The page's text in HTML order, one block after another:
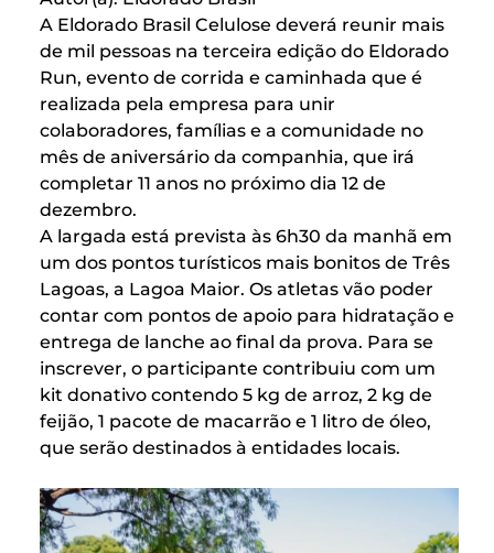
A Eldorado Brasil Celulose deverá reunir mais
de mil pessoas na terceira edição do Eldorado
Run, evento de corrida e caminhada que é
realizada pela empresa para unir
colaboradores, famílias e a comunidade no
mês de aniversário da companhia, que irá
completar 11 anos no próximo dia 12 de
dezembro.
A largada está prevista às 6h30 da manhã em
um dos pontos turísticos mais bonitos de Três
Lagoas, a Lagoa Maior. Os atletas vão poder
contar com pontos de apoio para hidratação e
entrega de lanche ao final da prova. Para se
inscrever, o participante contribuiu com um
kit donativo contendo 5 kg de arroz, 2 kg de
feijão, 1 pacote de macarrão e 1 litro de óleo,
que serão destinados à entidades locais.